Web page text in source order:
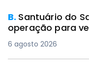
B. Santuário do
operação para
6 agosto 2026